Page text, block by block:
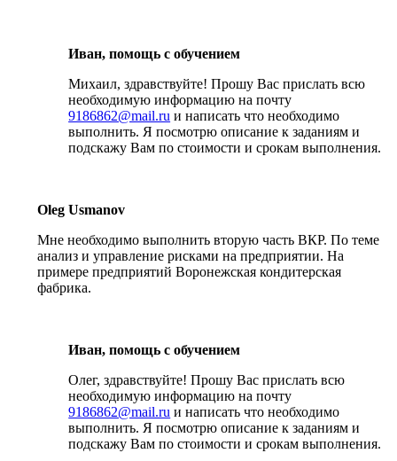
Иван, помощь с обучением
Михаил, здравствуйте! Прошу Вас прислать всю
необходимую информацию на почту
9186862@mail.ru и написать что необходимо
выполнить. Я посмотрю описание к заданиям и
подскажу Вам по стоимости и срокам выполнения.
Oleg Usmanov
Мне необходимо выполнить вторую часть ВКР. По теме
анализ и управление рисками на предприятии. На
примере предприятий Воронежская кондитерская
фабрика.
Иван, помощь с обучением
Олег, здравствуйте! Прошу Вас прислать всю
необходимую информацию на почту
9186862@mail.ru и написать что необходимо
выполнить. Я посмотрю описание к заданиям и
подскажу Вам по стоимости и срокам выполнения.